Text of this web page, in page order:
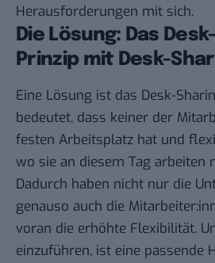
Herausforderungen mit sich.
Die Lösung: Das
Prinzip mit Desk-
Eine Lösung ist das Desk-
bedeutet, dass keiner der
festen Arbeitsplatz hat und
wo sie an diesem Tag arbeiten
Dadurch haben nicht nur die
genauso auch die
voran die erhöhte Flexibilität.
einzuführen, ist eine passende